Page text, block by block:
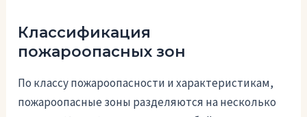
Классификация
пожароопасных зон
По классу пожароопасности и характеристикам,
пожароопасные зоны разделяются на несколько